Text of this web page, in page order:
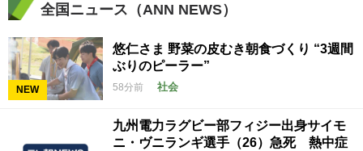
全国ニュース（ANN NEWS）
NEW
悠仁さま 野菜の皮むき朝食づくり “3週間
ぶりのピーラー”
58分前 社会
九州電力ラグビー部フィジー出身サイモ
ニ・ヴニランギ選手（26）急死 熱中症